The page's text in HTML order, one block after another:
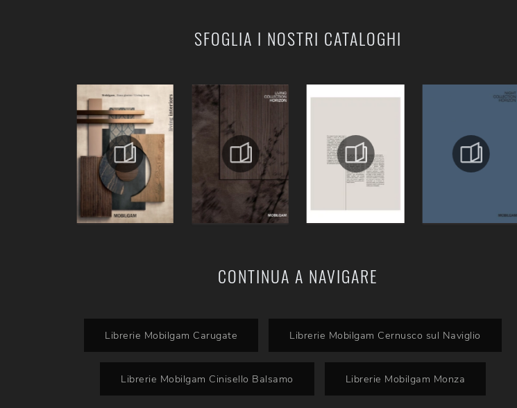
SFOGLIA I NOSTRI CATALOGHI
CONTINUA A NAVIGARE
Librerie Mobilgam Carugate Librerie Mobilgam Cernusco sul Naviglio
Librerie Mobilgam Cinisello Balsamo Librerie Mobilgam Monza